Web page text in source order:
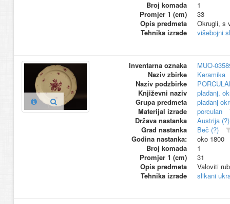
Broj komada
1
Promjer 1 (cm)
33
Opis predmeta
Okrugli, s
Tehnika izrade
višebojni
Inventarna oznaka
MUO-
Naziv zbirke
Keramika
Naziv podzbirke
Književni naziv
pladanj,
Grupa predmeta
pladanj
Materijal izrade
porculan
Država nastanka
Austrija (?)
Grad nastanka
Beč (?)
Godina nastanka:
oko 1800
Broj komada
1
Promjer 1 (cm)
31
Opis predmeta
Valoviti
Tehnika izrade
slikani